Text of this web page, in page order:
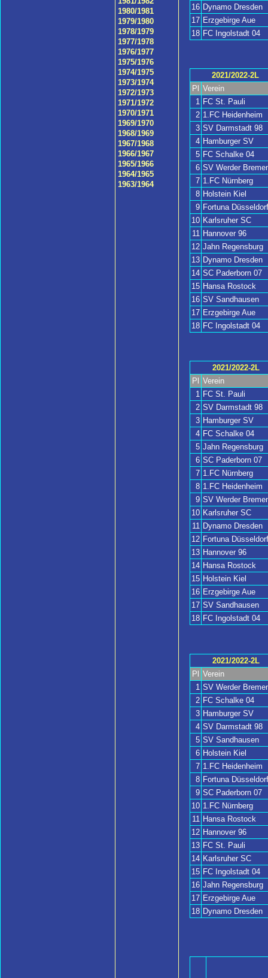
16 Dynamo Dresden
17 Erzgebirge Aue
18 FC Ingolstadt 04
2021/2022-2L
Pl
Verein
1
FC St. Pauli
2 1.FC Heidenheim
3 SV Darmstadt 98
4 Hamburger SV
5 FC Schalke 04
6 SV Werder
7 1.FC Nürnberg
8 Holstein Kiel
9 Fortuna Düsseldorf
10 Karlsruher SC
11
Hannover 96
12 Jahn Regensburg
13 Dynamo Dresden
14 SC Paderborn 07
15 Hansa Rostock
16 SV Sandhausen
17 Erzgebirge Aue
18 FC Ingolstadt 04
2021/2022-2L
Pl
Verein
1 FC St. Pauli
2 SV Darmstadt 98
3 Hamburger SV
4 FC Schalke 04
5 Jahn Regensburg
6 SC Paderborn 07
7 1.FC Nürnberg
8 1.FC Heidenheim
9 SV Werder
10 Karlsruher SC
11 Dynamo Dresden
12 Fortuna Düsseldorf
13 Hannover 96
14 Hansa Rostock
15 Holstein Kiel
16 Erzgebirge Aue
17 SV Sandhausen
18 FC Ingolstadt 04
2021/2022-2L
Pl Verein
1 SV Werder
2 FC Schalke 04
3 Hamburger SV
4 SV Darmstadt 98
5 SV Sandhausen
6 Holstein Kiel
7 1.FC Heidenheim
8 Fortuna Düsseldorf
9 SC Paderborn 07
10 1.FC Nürnberg
11 Hansa Rostock
12 Hannover 96
13 FC St. Pauli
14 Karlsruher SC
15 FC Ingolstadt 04
16 Jahn Regensburg
17 Erzgebirge Aue
18 Dynamo Dresden
1980/1981
1979/1980
1978/1979
1977/1978
1976/1977
1975/1976
1974/1975
1973/1974
1972/1973
1971/1972
1970/1971
1969/1970
1968/1969
1967/1968
1966/1967
1965/1966
1964/1965
1963/1964